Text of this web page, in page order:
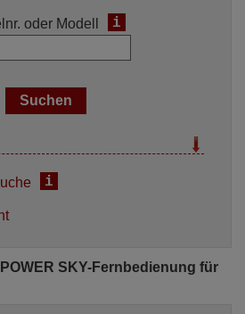
oder Modell i
i
SKY-Fernbedienung für